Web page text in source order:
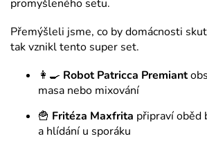
promyšleného setu.
Přemýšleli jsme, co by domácnosti
tak vznikl tento super set.
👩‍🍳 Robot Patricca Premiant
masa nebo mixování
🍟 Fritéza Maxfrita připraví oběd
a hlídání u sporáku